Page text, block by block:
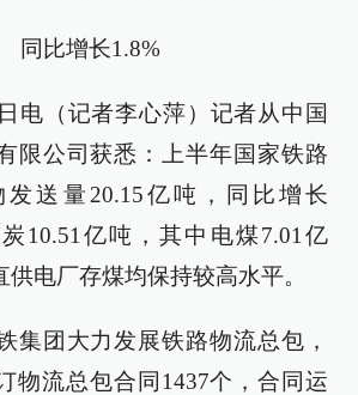
同比增长1.8%
电（记者李心萍）记者从中国
限公司获悉：上半年国家铁路
送量20.15亿吨，同比增长
10.51亿吨，其中电煤7.01亿
供电厂存煤均保持较高水平。
集团大力发展铁路物流总包，
物流总包合同1437个，合同运